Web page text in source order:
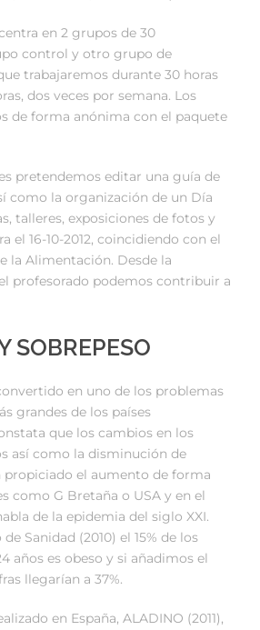
en 2 grupos de 30
control y otro grupo de
trabajaremos durante 30 horas
dos veces por semana. Los
de forma anónima con el paquete
pretendemos editar una guía de
como la organización de un Día
talleres, exposiciones de fotos y
el 16-10-2012, coincidiendo con el
la Alimentación. Desde la
profesorado podemos contribuir a
SOBREPESO
en uno de los problemas
grandes de los países
que los cambios en los
así como la disminución de
propiciado el aumento de forma
como G Bretaña o USA y en el
de la epidemia del siglo XXI.
Sanidad (2010) el 15% de los
años es obeso y si añadimos el
llegarían a 37%.
en España, ALADINO (2011),